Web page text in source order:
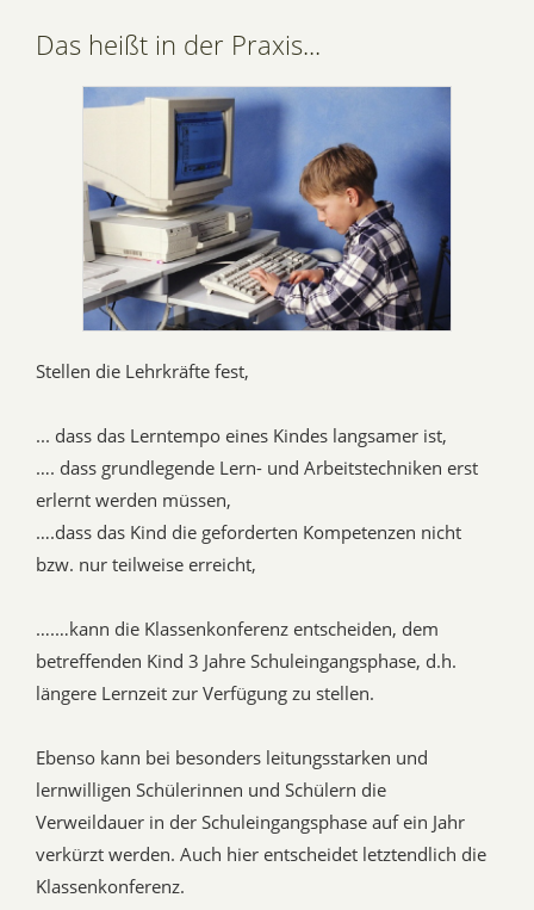
Das heißt in der Praxis...
Stellen die Lehrkräfte fest,
... dass das Lerntempo eines Kindes langsamer ist,
…. dass grundlegende Lern- und Arbeitstechniken erst
erlernt werden müssen,
….dass das Kind die geforderten Kompetenzen nicht
bzw. nur teilweise erreicht,
….…kann die Klassenkonferenz entscheiden, dem
betreffenden Kind 3 Jahre Schuleingangsphase, d.h.
längere Lernzeit zur Verfügung zu stellen.
Ebenso kann bei besonders leitungsstarken und
lernwilligen Schülerinnen und Schülern die
Verweildauer in der Schuleingangsphase auf ein Jahr
verkürzt werden. Auch hier entscheidet letztendlich die
Klassenkonferenz.